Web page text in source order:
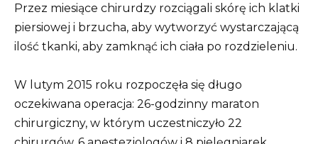
Przez miesiące chirurdzy rozciągali skórę ich klatki
piersiowej i brzucha, aby wytworzyć wystarczającą
ilość tkanki, aby zamknąć ich ciała po rozdzieleniu.
W lutym 2015 roku rozpoczęła się długo
oczekiwana operacja: 26-godzinny maraton
chirurgiczny, w którym uczestniczyło 22